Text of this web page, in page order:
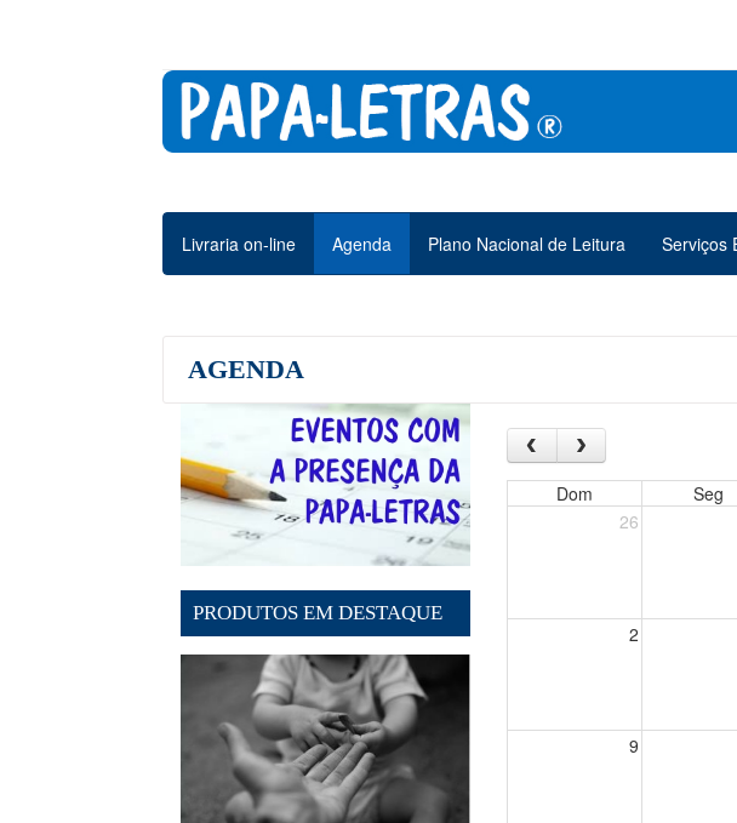
Livraria on-line Agenda Plano Nacional de Leitura Serviços
AGENDA
PRODUTOS EM DESTAQUE
Dom Seg
26
2
9